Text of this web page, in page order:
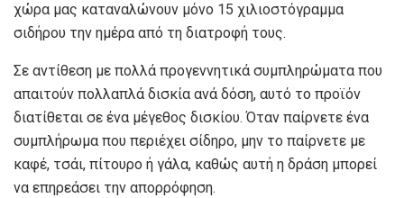
χώρα μας καταναλώνουν μόνο 15 χιλιοστόγραμμα
σιδήρου την ημέρα από τη διατροφή τους.
Σε αντίθεση με πολλά προγεννητικά συμπληρώματα που
απαιτούν πολλαπλά δισκία ανά δόση, αυτό το προϊόν
διατίθεται σε ένα μέγεθος δισκίου. Όταν παίρνετε ένα
συμπλήρωμα που περιέχει σίδηρο, μην το παίρνετε με
καφέ, τσάι, πίτουρο ή γάλα, καθώς αυτή η δράση μπορεί
να επηρεάσει την απορρόφηση.